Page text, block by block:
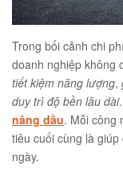
Trong bối cảnh chi
doanh nghiệp không
tiết kiệm năng lượng,
duy trì độ bền lâu dài
nâng dầu. Mỗi công
tiêu cuối cùng là
ngày.